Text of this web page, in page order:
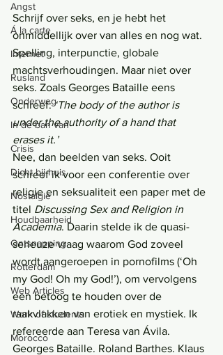
Angst
Á la carte
Internet
Rusland
Onderweg
In de ban van
Crisis
Dicht bij huis
Nostalgie
Houdbaarheid
Ontsnapping
Rotterdam
Web Articles
Work of students
Morocco
Schrijf over seks, en je hebt het
onmiddellijk over van alles en nog wat.
Spelling, interpunctie, globale
machtsverhoudingen. Maar niet over
seks. Zoals Georges Bataille eens
schreef: ‘The body of the author is
under the authority of a hand that
erases it.’
Nee, dan beelden van seks. Ooit
schreef ik voor een conferentie over
religie en seksualiteit een paper met de
titel Discussing Sex and Religion in
Academia. Daarin stelde ik de quasi-
serieuze vraag waarom God zoveel
wordt aangeroepen in pornofilms (‘Oh
my God! Oh my God!’), om vervolgens
een betoog te houden over de
raakvlakken van erotiek en mystiek. Ik
refereerde aan Teresa van Ávila.
Georges Bataille. Roland Barthes. Klaus